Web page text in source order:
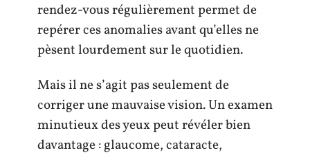
rendez-vous régulièrement permet de
repérer ces anomalies avant qu’elles ne
pèsent lourdement sur le quotidien.
Mais il ne s’agit pas seulement de
corriger une mauvaise vision. Un examen
minutieux des yeux peut révéler bien
davantage : glaucome, cataracte,